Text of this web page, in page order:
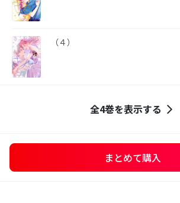
（４）
全4巻を表示する
まとめて購入